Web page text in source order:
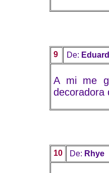
9 De:
A mi me
decoradora
10 De: Rhye